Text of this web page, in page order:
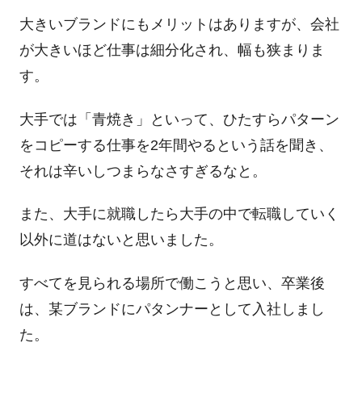
大きいブランドにもメリットはありますが、会社
が大きいほど仕事は細分化され、幅も狭まりま
す。
大手では「青焼き」といって、ひたすらパターン
をコピーする仕事を2年間やるという話を聞き、
それは辛いしつまらなさすぎるなと。
また、大手に就職したら大手の中で転職していく
以外に道はないと思いました。
すべてを見られる場所で働こうと思い、卒業後
は、某ブランドにパタンナーとして入社しまし
た。